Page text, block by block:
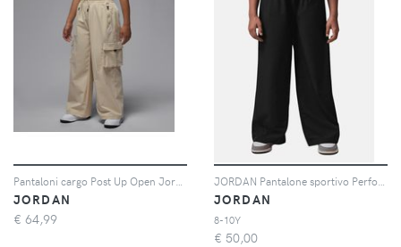
JORDAN
€ 64,99
JORDAN
8-10Y
€ 50,00